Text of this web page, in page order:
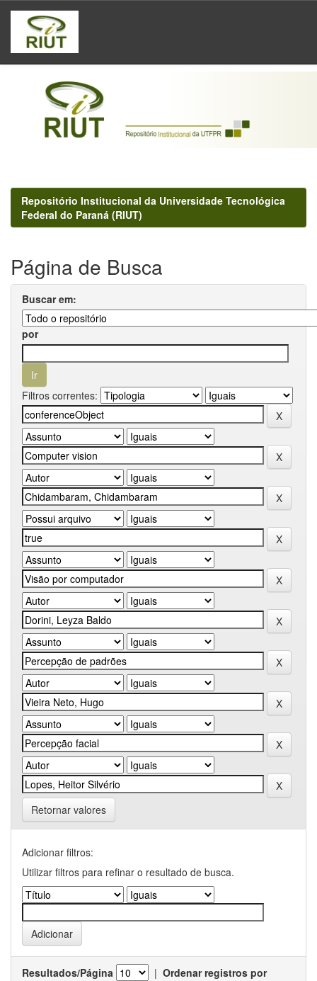
Skip
navigation
Repositório Institucional da Universidade Tecnológica
Federal do Paraná (RIUT)
Página de Busca
Buscar em:
por
Filtros correntes:
Retornar valores
Adicionar filtros:
Utilizar filtros para refinar o resultado de busca.
Resultados/Página | Ordenar registros por